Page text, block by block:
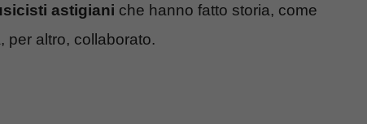
astigiani che hanno fatto storia, come
per altro, collaborato.